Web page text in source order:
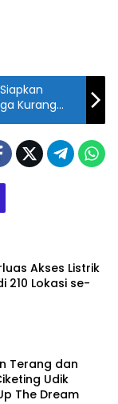
Kurang
Akses Listrik
210 Lokasi se-
Terang dan
Udik
The Dream